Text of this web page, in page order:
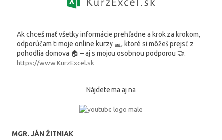
Ak chceš mať všetky informácie prehľadne a krok za krokom,
odporúčam ti moje online kurzy 💻, ktoré si môžeš prejsť z
pohodlia domova 🏠 – aj s mojou osobnou podporou 🤝.
https://www.KurzExcel.sk
Nájdete ma aj na
MGR. JÁN ŽITNIAK